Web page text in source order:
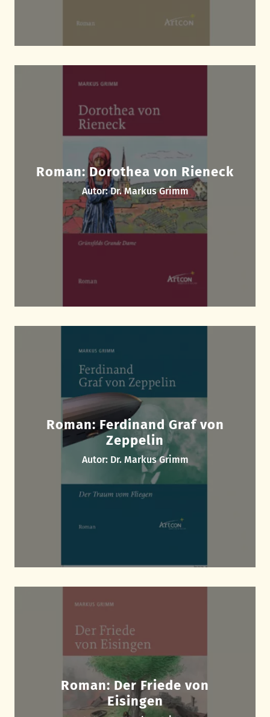
Roman: Dorothea von Rieneck
Autor: Dr. Markus Grimm
Roman: Ferdinand Graf von
Zeppelin
Autor: Dr. Markus Grimm
Roman: Der Friede von
Eisingen